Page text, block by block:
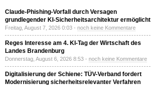
Claude-Phishing-Vorfall durch Versagen
grundlegender KI-Sicherheitsarchitektur ermöglicht
Freitag, August 7, 2026 0:03 - noch keine Kommentare
Reges Interesse am 4. KI-Tag der Wirtschaft des
Landes Brandenburg
Donnerstag, August 6, 2026 8:53 - noch keine Kommentare
Digitalisierung der Schiene: TÜV-Verband fordert
Modernisierung sicherheitsrelevanter Verfahren